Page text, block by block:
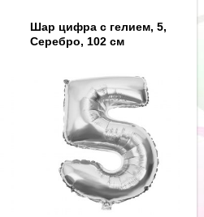
Шар цифра с гелием, 5,
Серебро, 102 см